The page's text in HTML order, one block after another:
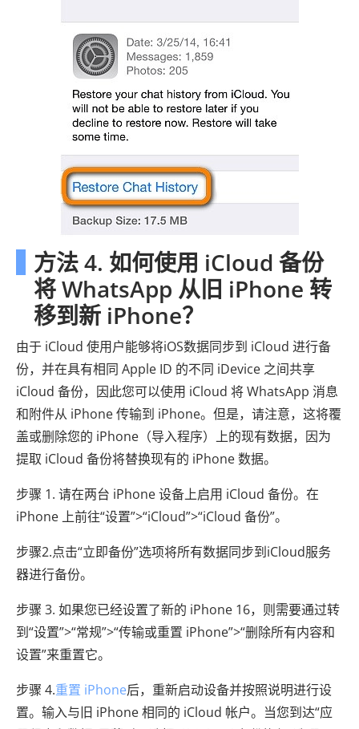
方法 4. 如何使用 iCloud 备份
将 WhatsApp 从旧 iPhone 转
移到新 iPhone？
由于 iCloud 使用户能够将iOS数据同步到 iCloud 进行备
份，并在具有相同 Apple ID 的不同 iDevice 之间共享
iCloud 备份，因此您可以使用 iCloud 将 WhatsApp 消息
和附件从 iPhone 传输到 iPhone。但是，请注意，这将覆
盖或删除您的 iPhone（导入程序）上的现有数据，因为
提取 iCloud 备份将替换现有的 iPhone 数据。
步骤 1. 请在两台 iPhone 设备上启用 iCloud 备份。在
iPhone 上前往“设置”>“iCloud”>“iCloud 备份”。
步骤2.点击“立即备份”选项将所有数据同步到iCloud服务
器进行备份。
步骤 3. 如果您已经设置了新的 iPhone 16，则需要通过转
到“设置”>“常规”>“传输或重置 iPhone”>“删除所有内容和
设置”来重置它。
步骤 4.重置 iPhone后，重新启动设备并按照说明进行设
置。输入与旧 iPhone 相同的 iCloud 帐户。当您到达“应